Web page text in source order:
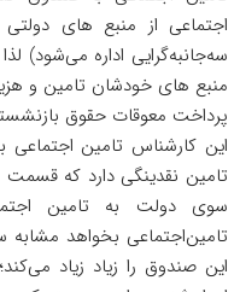
اجتماعی از منبع های
سه‌جانبه‌گرایی اداره می‌شود)
منبع های خودشان تامین و
پرداخت معوقات حقوق
این کارشناس تامین اجتماعی
تامین نقدینگی دارد که
سوی دولت به تامین
تامین‌اجتماعی بخواهد مشابه
این صندوق را زیاد زیاد